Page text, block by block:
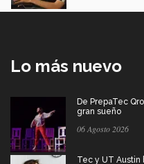
Lo más nuevo
De PrepaTec
gran sueño
06 Agosto 2026
Tec y UT Austin